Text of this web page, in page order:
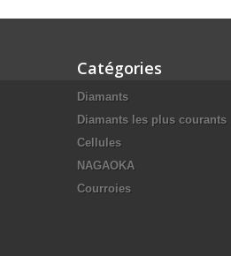
Catégories
Diamants
Diamants les plus courants
Cellules
NAGAOKA
Courroies